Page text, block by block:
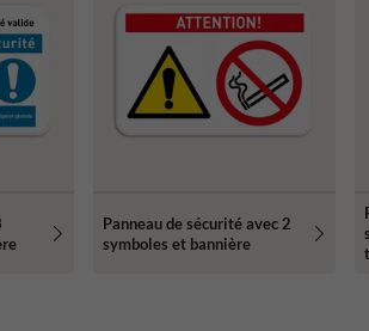
Panneau de sécurité avec 2
symboles et bannière